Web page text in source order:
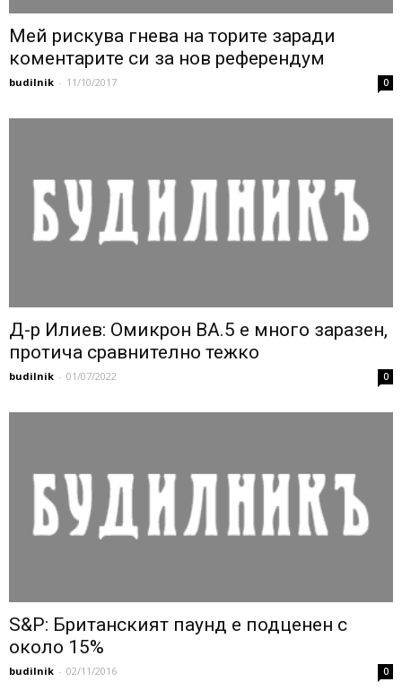
Мей рискува гнева на торите заради
коментарите си за нов референдум
budilnik - 11/10/2017 0
Д-р Илиев: Омикрон ВА.5 е много заразен,
протича сравнително тежко
budilnik - 01/07/2022 0
S&P: Британският паунд е подценен с
около 15%
budilnik - 02/11/2016 0